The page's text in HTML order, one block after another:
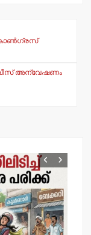
കോണ്‍ഗ്രസ്
അന്വേഷണം